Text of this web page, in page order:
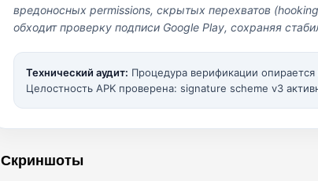
вредоносных permissions, скрытых перехватов
обходит проверку подписи Google Play, сохраняя
Технический аудит: Процедура верификации
Целостность APK проверена: signature scheme v3
Скриншоты